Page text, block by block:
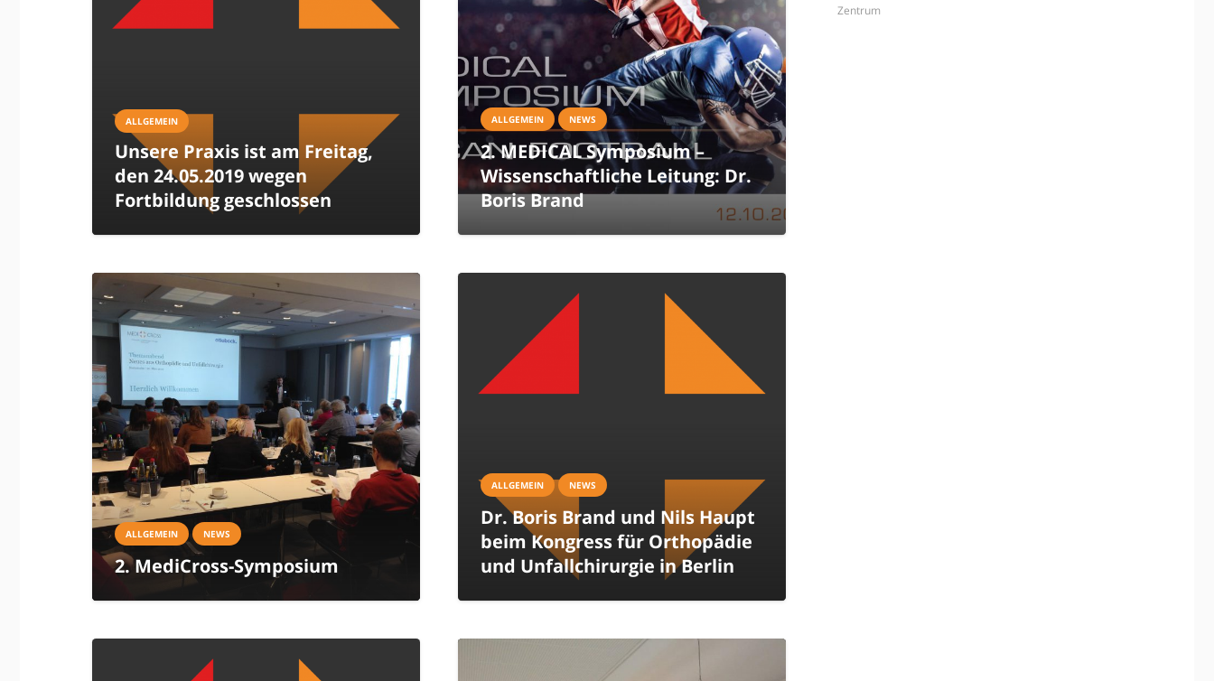
ALLGEMEIN
Unsere Praxis ist am Freitag,
den 24.05.2019 wegen
Fortbildung geschlossen
ALLGEMEIN NEWS
2. MEDICAL Symposium –
Wissenschaftliche Leitung: Dr.
Boris Brand
ALLGEMEIN NEWS
2. MediCross-Symposium
ALLGEMEIN NEWS
Dr. Boris Brand und Nils Haupt
beim Kongress für Orthopädie
und Unfallchirurgie in Berlin
Zentrum